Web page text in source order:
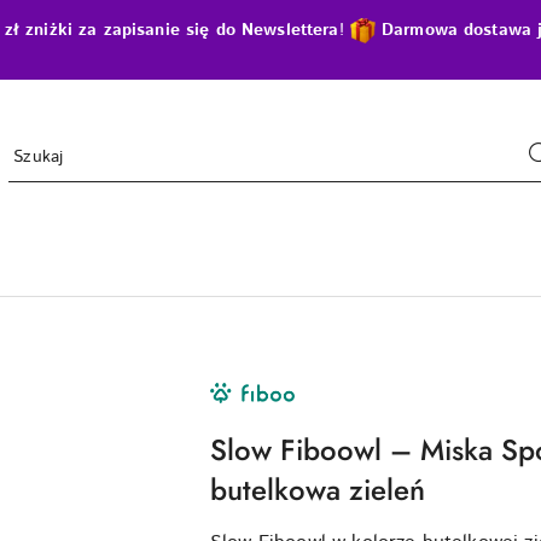
zniżki za zapisanie się do Newslettera! Darmowa dostawa
NAZWA
PRODUCENTA:
Slow Fiboowl – Miska
butelkowa zieleń